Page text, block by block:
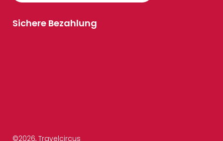
Sichere Bezahlung
©2026, Travelcircus